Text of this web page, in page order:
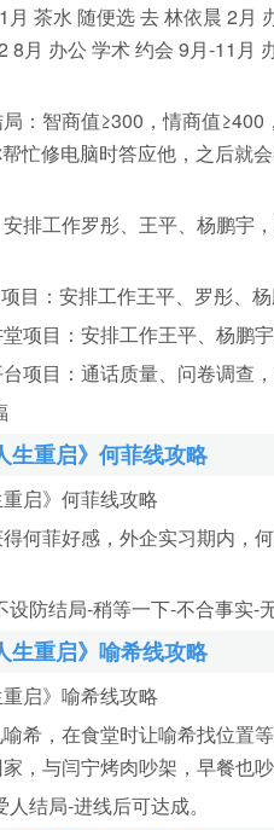
茶水 随便选 去 林依晨 2月
8月 办公 学术 约会 9月-11月
智商值≥300，情商值≥400
忙修电脑时答应他，之后就
工作罗彤、王平、杨鹏宇，
：安排工作王平、罗彤、杨
目：安排工作王平、杨鹏宇
目：通话质量、问卷调查
生重启》何菲线攻略
启》何菲线攻略
菲好感，外企实习期内，何
结局-稍等一下-不合事实-无
生重启》喻希线攻略
启》喻希线攻略
，在食堂时让喻希找位置等
，与闫宁烤肉吵架，早餐也
结局-进线后可达成。